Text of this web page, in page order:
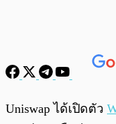
พร้อมเล่น
Uniswap ได้เปิดตัว